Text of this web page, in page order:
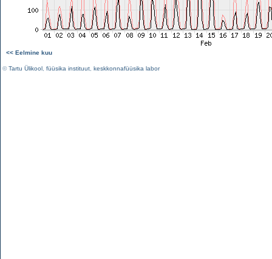
<< Eelmine kuu
©Tartu Ülikool füüsika instituut keskkonnafüüsika labor